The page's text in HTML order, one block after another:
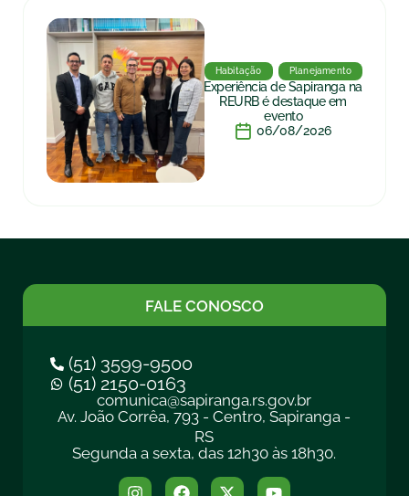
Habitação Planejamento
Experiência de Sapiranga na
REURB é destaque em
evento
06/08/2026
FALE CONOSCO
(51) 3599-9500
(51) 2150-0163
comunica@sapiranga.rs.gov.br
Av. João Corrêa, 793 - Centro, Sapiranga -
RS
Segunda a sexta, das 12h30 às 18h30.